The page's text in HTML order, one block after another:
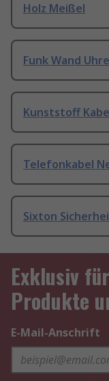
Holz Meißel
Funk Wand
Kunststoff
Telefonkabel
Sixton
Exklusiv
Produkte
E-Mail-Anschrift